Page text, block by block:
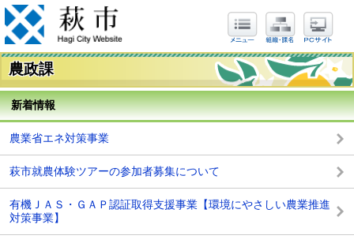
農政課
新着情報
農業省エネ対策事業
萩市就農体験ツアーの参加者募集について
有機ＪＡＳ・ＧＡＰ認証取得支援事業【環境にやさしい農業推進
対策事業】